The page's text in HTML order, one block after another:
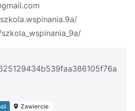
Zawiercie